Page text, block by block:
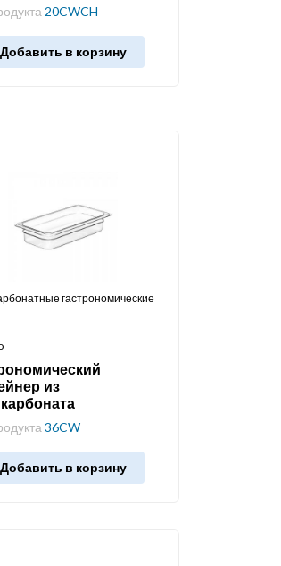
20CWCH
Добавить в корзину
гастрономические
из
36CW
Добавить в корзину